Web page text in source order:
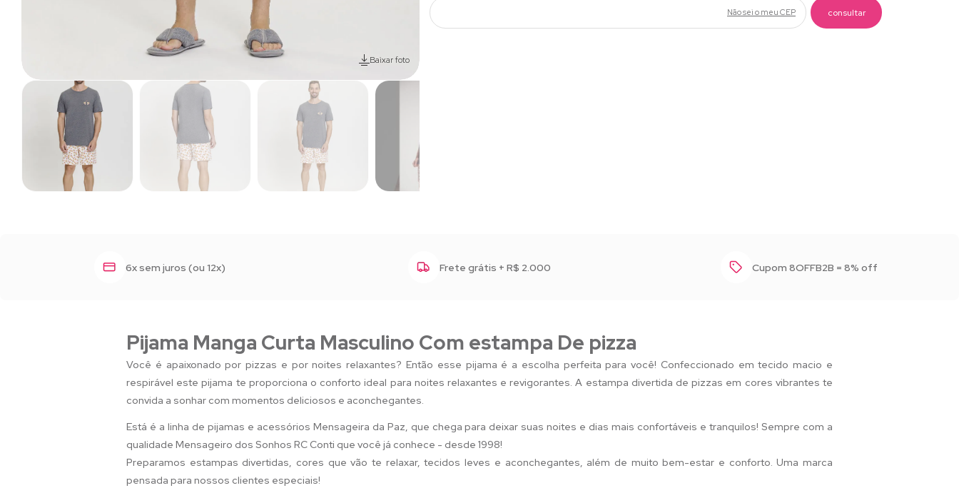
Baixar foto
Não sei o meu CEP
6x sem juros (ou 12x) Frete grátis + R$ 2.000 Cupom 8OFFB2B = 8% off
Pijama Manga Curta Masculino Com estampa De pizza
Você é apaixonado por pizzas e por noites relaxantes? Então esse pijama é a escolha perfeita para você! Confeccionado em tecido macio e
respirável este pijama te proporciona o conforto ideal para noites relaxantes e revigorantes. A estampa divertida de pizzas em cores vibrantes te
convida a sonhar com momentos deliciosos e aconchegantes.
Está é a linha de pijamas e acessórios Mensageira da Paz, que chega para deixar suas noites e dias mais confortáveis e tranquilos! Sempre com a
qualidade Mensageiro dos Sonhos RC Conti que você já conhece - desde 1998!
Preparamos estampas divertidas, cores que vão te relaxar, tecidos leves e aconchegantes, além de muito bem-estar e conforto. Uma marca
pensada para nossos clientes especiais!